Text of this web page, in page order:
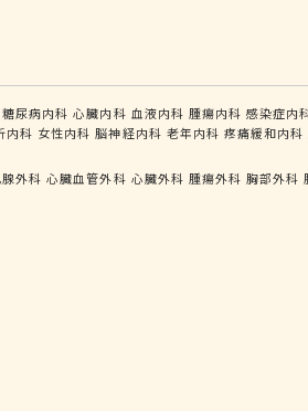
糖尿病内科 心臓内科 血液内科 腫瘍内科 感染症内
内科 女性内科 脳神経内科 老年内科 疼痛緩和内科
外科 心臓血管外科 心臓外科 腫瘍外科 胸部外科